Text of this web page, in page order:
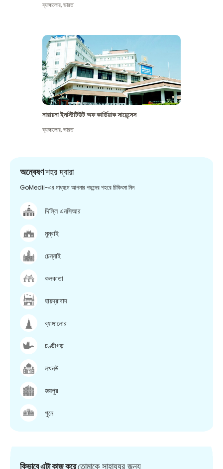
ব্যাঙ্গালোর,ভারত
নারায়না ইনস্টিটিউট অফ কার্ডিয়াক সায়েন্সেস
ব্যাঙ্গালোর,ভারত
অন্বেষণশহর দ্বারা
GoMedii-এর মাধ্যমে আপনার পছন্দের শহরে চিকিৎসা নিন
দিল্লি এনসিআর
মুম্বাই
চেন্নাই
কলকাতা
হায়দ্রাবাদ
ব্যাঙ্গালোর
চণ্ডীগড়
লখনউ
জয়পুর
পুনে
কিভাবে এটা কাজ করেতোমাকে সাহায্যর জন্য